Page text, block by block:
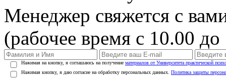
Менеджер свяжется с
(рабочее время с 10.00
Нажимая на кнопку, я соглашаюсь на получение материалов от Университета практической
Нажимая кнопку, я даю согласие на обработку персональных данных. Политика защиты